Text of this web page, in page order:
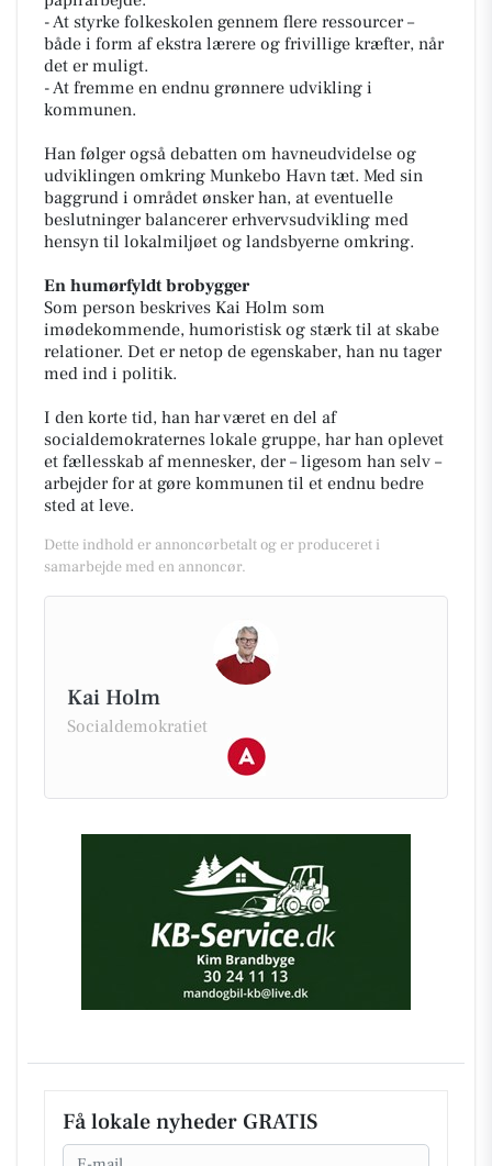
- At styrke folkeskolen gennem flere ressourcer –
både i form af ekstra lærere og frivillige kræfter, når
det er muligt.
- At fremme en endnu grønnere udvikling i
kommunen.
Han følger også debatten om havneudvidelse og
udviklingen omkring Munkebo Havn tæt. Med sin
baggrund i området ønsker han, at eventuelle
beslutninger balancerer erhvervsudvikling med
hensyn til lokalmiljøet og landsbyerne omkring.
En humørfyldt brobygger
Som person beskrives Kai Holm som
imødekommende, humoristisk og stærk til at skabe
relationer. Det er netop de egenskaber, han nu tager
med ind i politik.
I den korte tid, han har været en del af
socialdemokraternes lokale gruppe, har han oplevet
et fællesskab af mennesker, der – ligesom han selv –
arbejder for at gøre kommunen til et endnu bedre
sted at leve.
Dette indhold er annoncørbetalt og er produceret i
samarbejde med en annoncør.
Kai Holm
Socialdemokratiet
Få lokale nyheder GRATIS
Email